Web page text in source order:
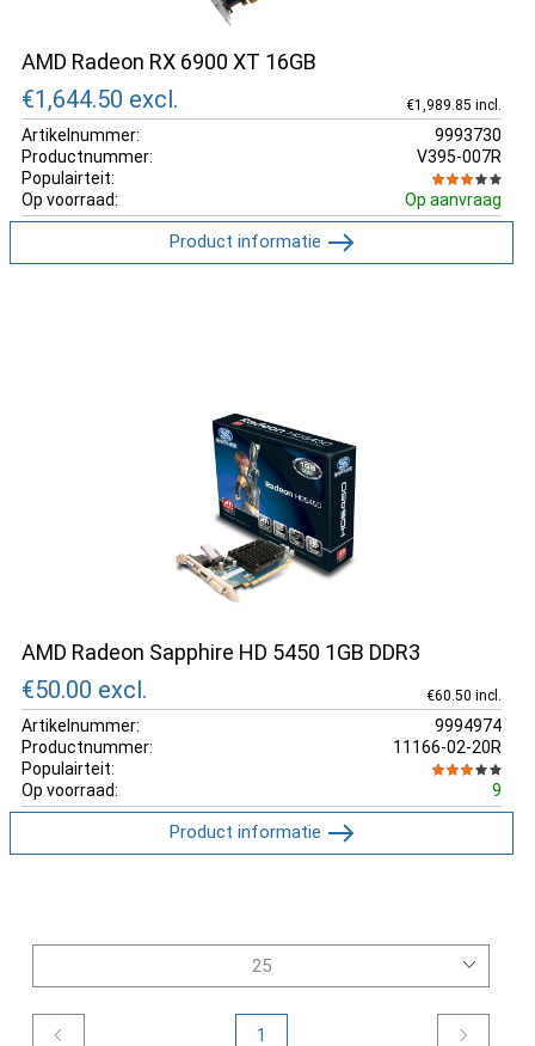
AMD Radeon RX 6900 XT 16GB
€1,644.50 excl. €1,989.85 incl.
Artikelnummer:
9993730
Productnummer:
V395-007R
Populairteit:
Op voorraad:
Op aanvraag
Product informatie
AMD Radeon Sapphire HD 5450 1GB DDR3
€50.00 excl. €60.50 incl.
Artikelnummer:
9994974
Productnummer:
11166-02-20R
Populairteit:
Op voorraad:
9
Product informatie
1